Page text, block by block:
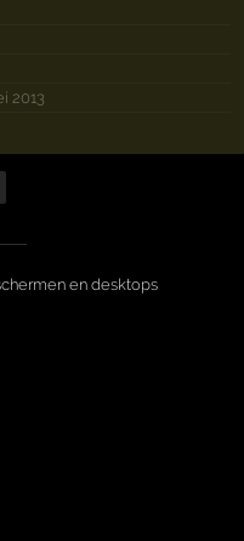
2013
en desktops